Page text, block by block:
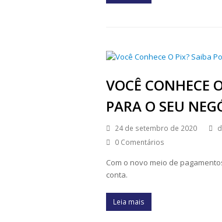
VOCÊ CONHECE
PARA O SEU
24 de setembro de 2020
0 Comentários
Com o novo meio de
conta.
Leia mais